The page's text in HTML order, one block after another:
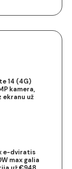
14 (4G)
kamera,
ekranu už
e-dviratis
max galia